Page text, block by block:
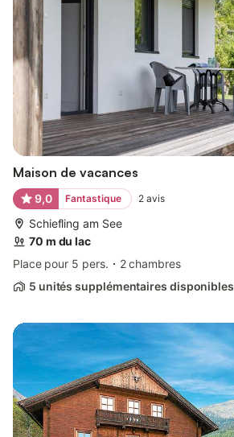
Maison de vacances
9,0 Fantastique 2 avis
Schiefling am See
70 m du lac
Place pour 5 pers.
2 chambres
5 unités supplémentaires disponibles